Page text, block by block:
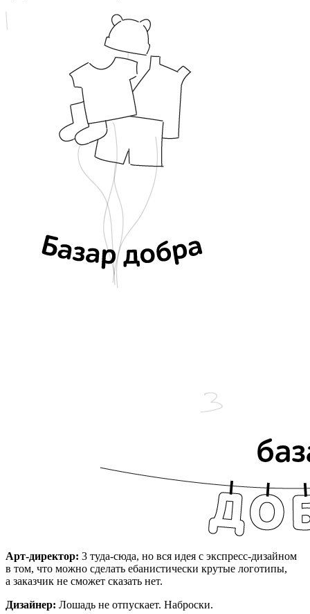
Арт-директор: 3 туда-сюда, но вся идея с экспресс-дизайном
в том, что можно сделать ебанистически крутые логотипы,
а заказчик не сможет сказать нет.
Дизайнер: Лошадь не отпускает. Наброски.